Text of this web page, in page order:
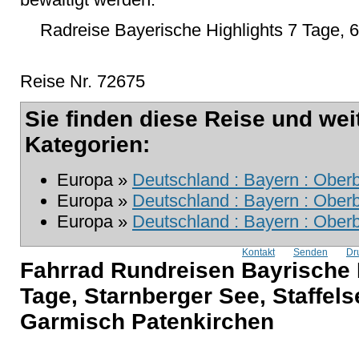
Radreise Bayerische Highlights 7 Tage,
Reise Nr. 72675
Sie finden diese Reise und
Kategorien:
Europa » Deutschland : Bayern :
Europa » Deutschland : Bayern :
Europa » Deutschland : Bayern :
Kontakt Senden
Fahrrad Rundreisen Bayrische
Tage, Starnberger See,
Garmisch Patenkirchen